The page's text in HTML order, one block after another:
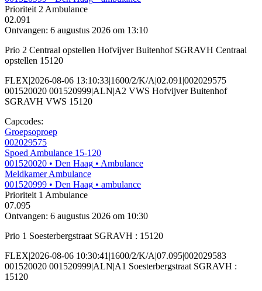
Prioriteit 2 Ambulance
02.091
Ontvangen: 6 augustus 2026 om 13:10
Prio 2 Centraal opstellen Hofvijver Buitenhof SGRAVH Centraal
opstellen 15120
FLEX|2026-08-06 13:10:33|1600/2/K/A|02.091|002029575
001520020 001520999|ALN|A2 VWS Hofvijver Buitenhof
SGRAVH VWS 15120
Capcodes:
Groepsoproep
002029575
Spoed Ambulance 15-120
001520020 • Den Haag • Ambulance
Meldkamer Ambulance
001520999 • Den Haag • ambulance
Prioriteit 1 Ambulance
07.095
Ontvangen: 6 augustus 2026 om 10:30
Prio 1 Soesterbergstraat SGRAVH : 15120
FLEX|2026-08-06 10:30:41|1600/2/K/A|07.095|002029583
001520020 001520999|ALN|A1 Soesterbergstraat SGRAVH :
15120